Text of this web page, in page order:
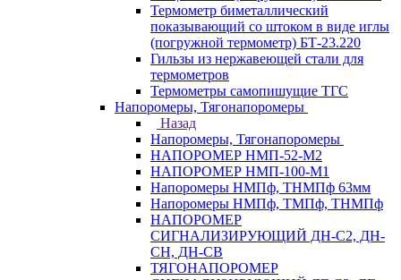
Термометр биметаллический
показывающий со штоком в виде иглы
(погружной термометр) БТ-23.220
Гильзы из нержавеющей стали для
термометров
Термометры самопишущие ТГС
Напоромеры, Тягонапоромеры
Назад
Напоромеры, Тягонапоромеры
НАПОРОМЕР НМП-52-М2
НАПОРОМЕР НМП-100-М1
Напоромеры НМПф, ТНМПф 63мм
Напоромеры НМПф, ТМПф, ТНМПф
НАПОРОМЕР
СИГНАЛИЗИРУЮЩИЙ ДН-С2, ДН-
СН, ДН-СВ
ТЯГОНАПОРОМЕР